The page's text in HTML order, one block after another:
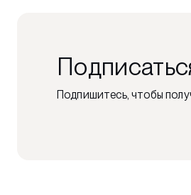
Подпишитесь, чтобы